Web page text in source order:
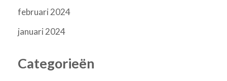
februari 2024
januari 2024
Categorieën